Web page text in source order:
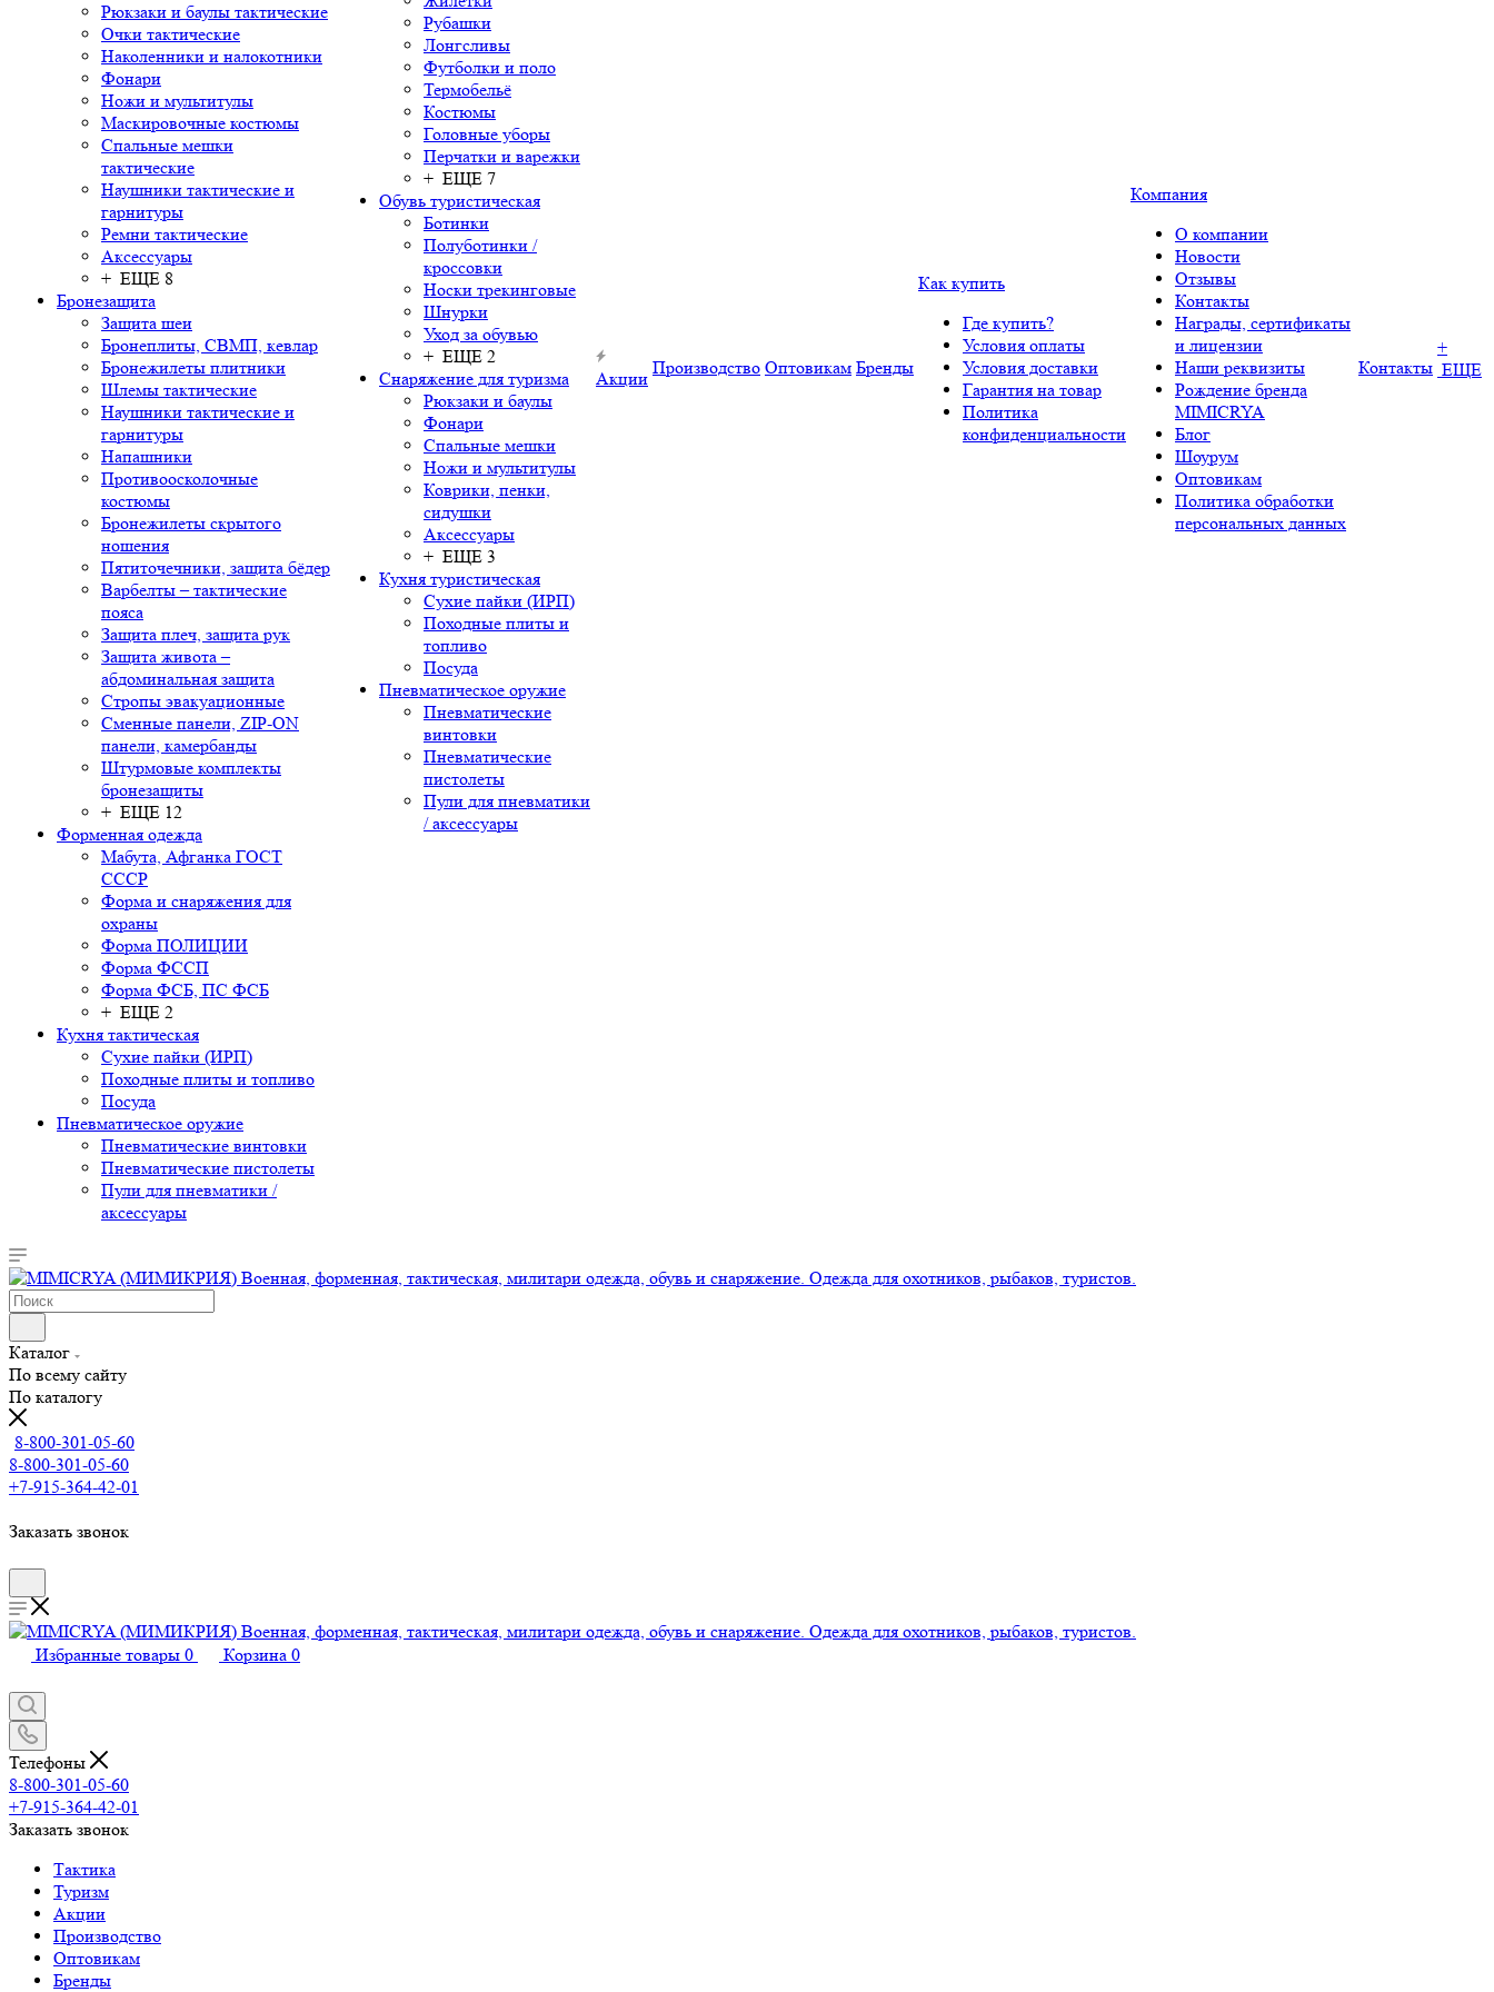
Рюкзаки и баулы тактические
Очки тактические
Наколенники и налокотники
Фонари
Ножи и мультитулы
Маскировочные костюмы
Спальные мешки
тактические
Наушники тактические и
гарнитуры
Ремни тактические
Аксессуары
+ ЕЩЕ 8
Бронезащита
Защита шеи
Бронеплиты, СВМП, кевлар
Бронежилеты плитники
Шлемы тактические
Наушники тактические и
гарнитуры
Напашники
Противоосколочные
костюмы
Бронежилеты скрытого
ношения
Пятиточечники, защита бёдер
Варбелты – тактические
пояса
Защита плеч, защита рук
Защита живота –
абдоминальная защита
Стропы эвакуационные
Сменные панели, ZIP-ON
панели, камербанды
Штурмовые комплекты
бронезащиты
+ ЕЩЕ 12
Форменная одежда
Мабута, Афганка ГОСТ
СССР
Форма и снаряжения для
охраны
Форма ПОЛИЦИИ
Форма ФССП
Форма ФСБ, ПС ФСБ
+ ЕЩЕ 2
Кухня тактическая
Сухие пайки (ИРП)
Походные плиты и топливо
Посуда
Пневматическое оружие
Пневматические винтовки
Пневматические пистолеты
Пули для пневматики /
аксессуары
Рубашки
Лонгсливы
Футболки и поло
Термобельё
Костюмы
Головные уборы
Перчатки и варежки
+ ЕЩЕ 7
Обувь туристическая
Ботинки
Полуботинки /
кроссовки
Носки трекинговые
Шнурки
Уход за обувью
+ ЕЩЕ 2
Снаряжение для туризма
Рюкзаки и баулы
Фонари
Спальные мешки
Ножи и мультитулы
Коврики, пенки,
сидушки
Аксессуары
+ ЕЩЕ 3
Кухня туристическая
Сухие пайки (ИРП)
Походные плиты и
топливо
Посуда
Пневматическое оружие
Пневматические
винтовки
Пневматические
пистолеты
Пули для пневматики
/ аксессуары
Акции
Производство Оптовикам Бренды
Как купить
Где купить?
Условия оплаты
Условия доставки
Гарантия на товар
Политика
конфиденциальности
Компания
О компании
Новости
Отзывы
Контакты
Награды, сертификаты
и лицензии
Наши реквизиты
Рождение бренда
MIMICRYA
Блог
Шоурум
Оптовикам
Политика обработки
персональных данных
Контакты
+
ЕЩЕ
Каталог
По всему сайту
По каталогу
8-800-301-05-60
8-800-301-05-60
+7-915-364-42-01
Заказать звонок
Избранные товары 0 Корзина 0
Телефоны
8-800-301-05-60
+7-915-364-42-01
Заказать звонок
Тактика
Туризм
Акции
Производство
Оптовикам
Бренды